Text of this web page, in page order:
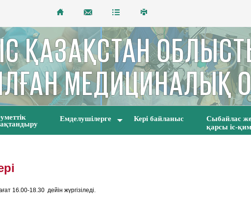
Емделушілерге Кері байланыс Сыбайлас
қарсы іс-
16.00-18.30 дейін жүргізіледі.